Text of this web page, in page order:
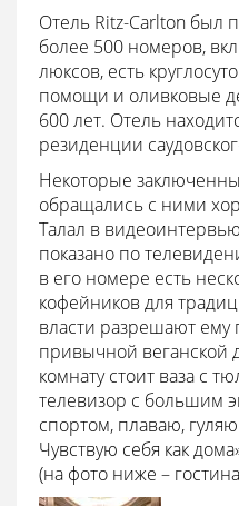
Отель Ritz-Carlton был
более 500 номеров,
люксов, есть
помощи и оливковые
600 лет. Отель
резиденции
Некоторые
обращались с ними
Талал в
показано по
в его номере есть
кофейников для
власти разрешают ему
привычной веганской
комнату стоит ваза с
телевизор c большим
спортом, плаваю,
Чувствую себя как
(на фото ниже –